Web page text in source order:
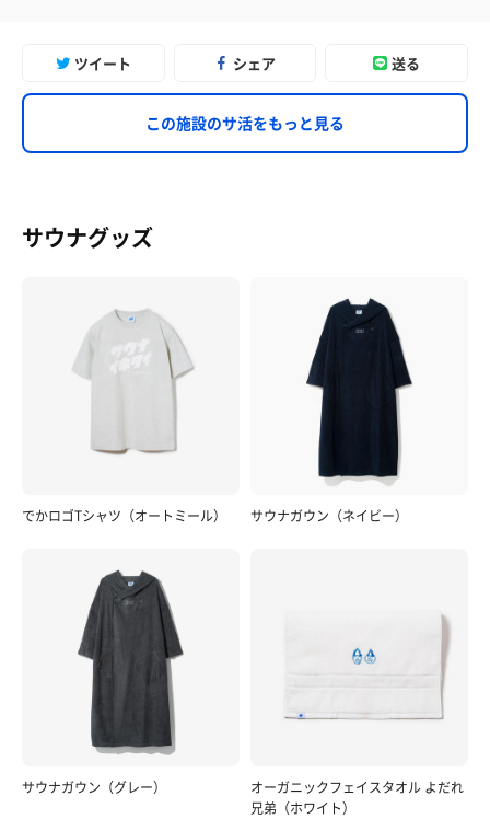
ツイート シェア 送る
この施設のサ活をもっと見る
サウナグッズ
でかロゴTシャツ（オートミール） サウナガウン（ネイビー）
サウナガウン（グレー）
オーガニックフェイスタオル よだれ
兄弟（ホワイト）